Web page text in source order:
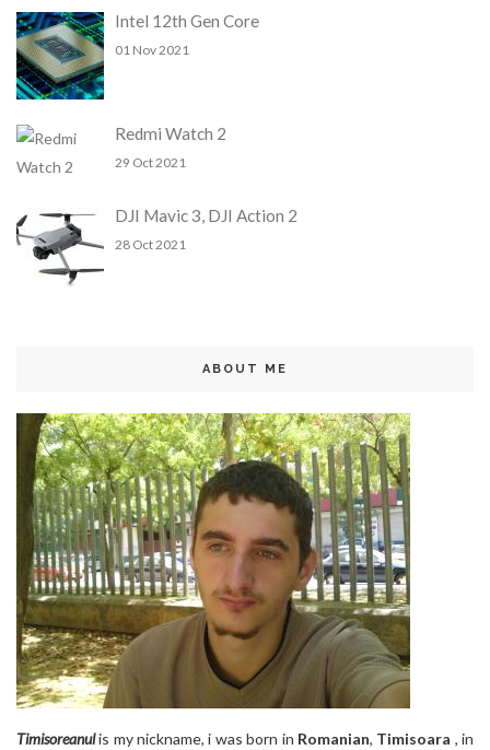
Intel 12th Gen Core
01 Nov 2021
Redmi Watch 2
29 Oct 2021
DJI Mavic 3, DJI Action 2
28 Oct 2021
ABOUT ME
Timisoreanulis my nickname, i was born in Romanian, Timisoara , in